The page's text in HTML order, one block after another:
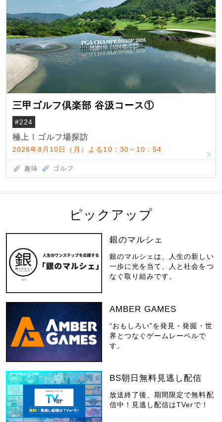
三甲ゴルフ倶楽部 谷汲コース①
#224
極上！ゴルフ場探訪
2026年8月10日（月）よる10：30～10：54
趣味 ゴルフ
ピックアップ
銀のマルシェ
銀のマルシェは、人生の新しい
一歩に光を当て、人と社会をつ
なぐ取り組みです。
AMBER GAMES
“おもしろい”を発見・発掘・世
界とつなぐゲームレーベルで
す。
BS朝日無料見逃し配信
放送終了後、期間限定で無料配
信中！見逃し配信はTVerで！